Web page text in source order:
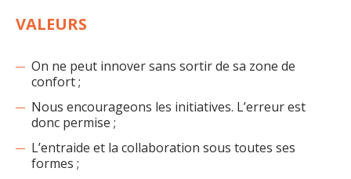
VALEURS
On ne peut innover sans sortir de sa zone de
confort ;
Nous encourageons les initiatives. L’erreur est
donc permise ;
L’entraide et la collaboration sous toutes ses
formes ;